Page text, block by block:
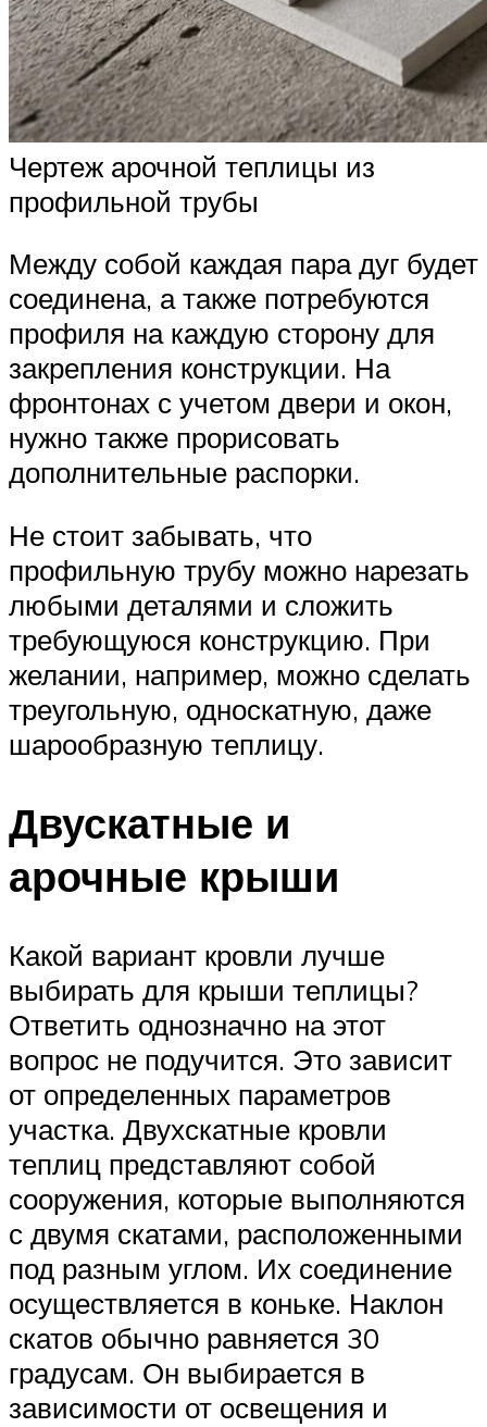
Чертеж арочной теплицы из
профильной трубы
Между собой каждая пара дуг будет
соединена, а также потребуются
профиля на каждую сторону для
закрепления конструкции. На
фронтонах с учетом двери и окон,
нужно также прорисовать
дополнительные распорки.
Не стоит забывать, что
профильную трубу можно нарезать
любыми деталями и сложить
требующуюся конструкцию. При
желании, например, можно сделать
треугольную, односкатную, даже
шарообразную теплицу.
Двускатные и
арочные крыши
Какой вариант кровли лучше
выбирать для крыши теплицы?
Ответить однозначно на этот
вопрос не подучится. Это зависит
от определенных параметров
участка. Двухскатные кровли
теплиц представляют собой
сооружения, которые выполняются
с двумя скатами, расположенными
под разным углом. Их соединение
осуществляется в коньке. Наклон
скатов обычно равняется 30
градусам. Он выбирается в
зависимости от освещения и